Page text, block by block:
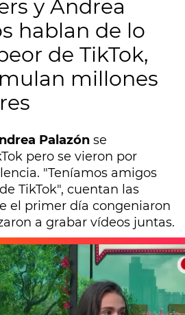
y Andrea
hablan de lo
de TikTok,
millones
Palazón se
pero se vieron por
"Teníamos amigos
TikTok", cuentan las
el primer día congeniaron
a grabar vídeos juntas.